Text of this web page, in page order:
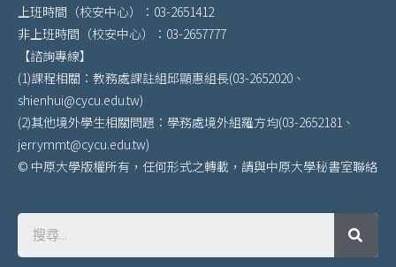
上班時間（校安中心）：03-2651412
非上班時間（校安中心）：03-2657777
【諮詢專線】
(1)課程相關：教務處課註組邱顯惠組長(03-2652020、
shienhui@cycu.edu.tw)
(2)其他境外學生相關問題：學務處境外組羅方均(03-2652181、
jerrymmt@cycu.edu.tw)
© 中原大學版權所有，任何形式之轉載，請與中原大學秘書室聯絡